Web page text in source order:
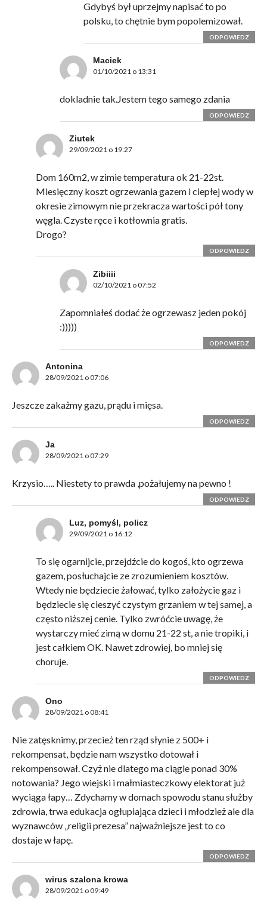
Gdybyś był uprzejmy napisać to po
polsku, to chętnie bym popolemizował.
ODPOWIEDZ
Maciek
01/10/2021 o 13:31
dokladnie tak.Jestem tego samego zdania
ODPOWIEDZ
Ziutek
29/09/2021 o 19:27
Dom 160m2, w zimie temperatura ok 21-22st.
Miesięczny koszt ogrzewania gazem i ciepłej wody w
okresie zimowym nie przekracza wartości pół tony
węgla. Czyste ręce i kotłownia gratis.
Drogo?
ODPOWIEDZ
Zibiiii
02/10/2021 o 07:52
Zapomniałeś dodać że ogrzewasz jeden pokój
:)))))
ODPOWIEDZ
Antonina
28/09/2021 o 07:06
Jeszcze zakażmy gazu, prądu i mięsa.
ODPOWIEDZ
Ja
28/09/2021 o 07:29
Krzysio….. Niestety to prawda ,pożałujemy na pewno !
ODPOWIEDZ
Luz, pomyśl, policz
29/09/2021 o 16:12
To się ogarnijcie, przejdźcie do kogoś, kto ogrzewa
gazem, posłuchajcie ze zrozumieniem kosztów.
Wtedy nie będziecie żałować, tylko założycie gaz i
będziecie się cieszyć czystym grzaniem w tej samej, a
często niższej cenie. Tylko zwróćcie uwagę, że
wystarczy mieć zimą w domu 21-22 st, a nie tropiki, i
jest całkiem OK. Nawet zdrowiej, bo mniej się
choruje.
ODPOWIEDZ
Ono
28/09/2021 o 08:41
Nie zatęsknimy, przecież ten rząd słynie z 500+ i
rekompensat, będzie nam wszystko dotował i
rekompensował. Czyż nie dlatego ma ciągle ponad 30%
notowania? Jego wiejski i małmiasteczkowy elektorat już
wyciąga łapy… Zdychamy w domach spowodu stanu służby
zdrowia, trwa edukacja ogłupiająca dzieci i młodzież ale dla
wyznawców „religii prezesa” najważniejsze jest to co
dostaje w łapę.
ODPOWIEDZ
wirus szalona krowa
28/09/2021 o 09:49